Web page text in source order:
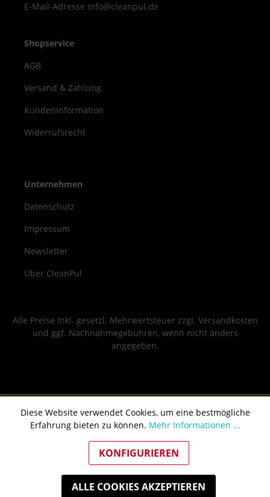
E-Mail-Adresse info@cleanpul.de
Shopservice
AGB
Versand & Zahlung
Kundeninformation
Widerrufsrecht
Unternehmen
Datenschutz
Impressum
Newsletter
Über CleanPul
Alle Preise inkl. gesetzl. Mehrwertsteuer zzgl. Versandkosten
und ggf. Nachnahmegebühren, wenn nicht anders
angegeben.
Diese Website verwendet Cookies, um eine bestmögliche
Erfahrung bieten zu können. Mehr Informationen ...
KONFIGURIEREN
ALLE COOKIES AKZEPTIEREN